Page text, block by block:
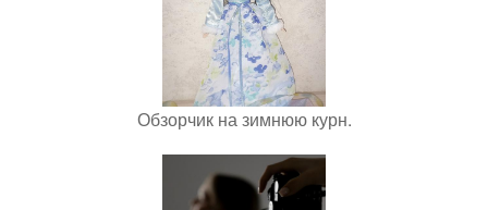
Обзорчик на зимнюю курн.